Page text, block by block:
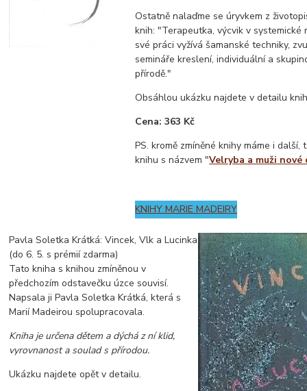
Ostatně nalaďme se úryvkem z
knih: "Terapeutka, výcvik v systemické
své práci vyžívá šamanské techniky,
semináře kreslení, individuální a
přírodě."
Obsáhlou ukázku najdete v detailu
Cena: 363 Kč
PS. kromě zmíněné knihy máme i další,
knihu s názvem "Velryba a muži nové
KNIHY MARIE MADEIRY
Pavla Soletka Krátká: Vincek, Vlk a Lucinka
(do 6. 5. s prémií zdarma)
Tato kniha s knihou zmíněnou v
předchozím odstavečku úzce souvisí.
Napsala ji Pavla Soletka Krátká, která s
Marií Madeirou spolupracovala.
Kniha je určena dětem a dýchá z ní klid,
vyrovnanost a soulad s přírodou.
Ukázku najdete opět v detailu.